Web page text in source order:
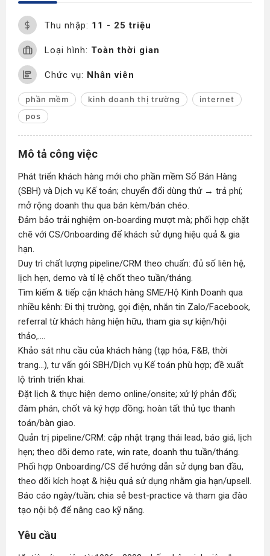
Thu nhập: 11 - 25 triệu
Loại hình: Toàn thời gian
Chức vụ: Nhân viên
phần mềm kinh doanh thị trường
internet
pos
Mô tả công việc
Phát triển khách hàng mới cho phần mềm Sổ Bán Hàng
(SBH) và Dịch vụ Kế toán; chuyển đổi dùng thử → trả phí;
mở rộng doanh thu qua bán kèm/bán chéo.
Đảm bảo trải nghiệm on-boarding mượt mà; phối hợp chặt
chẽ với CS/Onboarding để khách sử dụng hiệu quả & gia
hạn.
Duy trì chất lượng pipeline/CRM theo chuẩn: đủ số liên hệ,
lịch hẹn, demo và tỉ lệ chốt theo tuần/tháng.
Tìm kiếm & tiếp cận khách hàng SME/Hộ Kinh Doanh qua
nhiều kênh: Đi thị trường, gọi điện, nhắn tin Zalo/Facebook,
referral từ khách hàng hiện hữu, tham gia sự kiện/hội
thảo,....
Khảo sát nhu cầu của khách hàng (tạp hóa, F&B, thời
trang...), tư vấn gói SBH/Dịch vụ Kế toán phù hợp; đề xuất
lộ trình triển khai.
Đặt lịch & thực hiện demo online/onsite; xử lý phản đối;
đàm phán, chốt và ký hợp đồng; hoàn tất thủ tục thanh
toán/bàn giao.
Quản trị pipeline/CRM: cập nhật trạng thái lead, báo giá, lịch
hẹn; theo dõi demo rate, win rate, doanh thu tuần/tháng.
Phối hợp Onboarding/CS để hướng dẫn sử dụng ban đầu,
theo dõi kích hoạt & hiệu quả sử dụng nhằm gia hạn/upsell.
Báo cáo ngày/tuần; chia sẻ best-practice và tham gia đào
tạo nội bộ để nâng cao kỹ năng.
Yêu cầu